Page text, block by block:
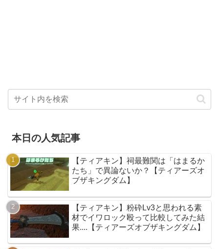
本日の人気記事
【ティアキン】祠最難関は「はまるか
たち」で異論ないか？【ティアーズオ
ブザキングダム】
【ティアキン】粉砕Lv3と思われる素
材でイワロック殴って比較してみた結
果....【ティアーズオブザキングダム】